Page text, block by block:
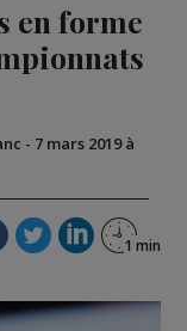
en forme
- 7 mars 2019 à